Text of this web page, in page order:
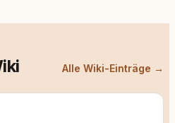
Alle Wiki-Einträge →